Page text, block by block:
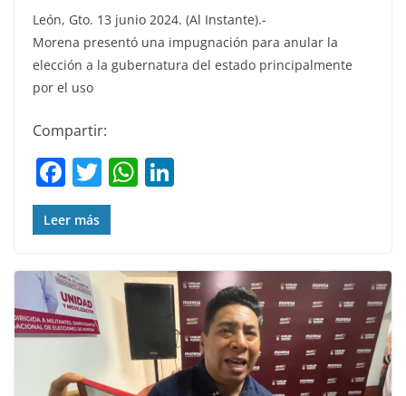
León, Gto. 13 junio 2024. (Al Instante).-
Morena presentó una impugnación para anular la
elección a la gubernatura del estado principalmente
por el uso
Compartir:
F
a
c
b
o
o
k
T
w
itt
W
A
p
dI
n
Leer más